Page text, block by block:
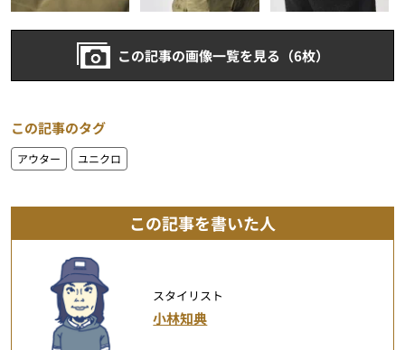
この記事の画像一覧を見る（6枚）
この記事のタグ
アウター ユニクロ
この記事を書いた人
スタイリスト
小林知典